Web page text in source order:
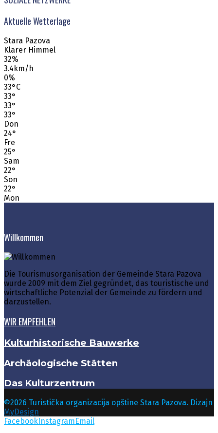
Aktuelle Wetterlage
Stara Pazova
Klarer Himmel
32%
3.4km/h
0%
33°C
33°
33°
33°
Don
24°
Fre
25°
Sam
22°
Son
22°
Mon
Willkommen
Die Tourismusorganisation der Gemeinde Stara Pazova
wurde 2009 mit dem Ziel gegründet, das touristische und
wirtschaftliche Potenzial der Gemeinde zu fördern und
darzustellen.
WIR EMPFEHLEN
Kulturhistorische Bauwerke
Archäologische Stätten
Das Kulturzentrum
©2026 Turistička organizacija opštine Stara Pazova. Dizajn
MyDesign
FacebookInstagramEmail